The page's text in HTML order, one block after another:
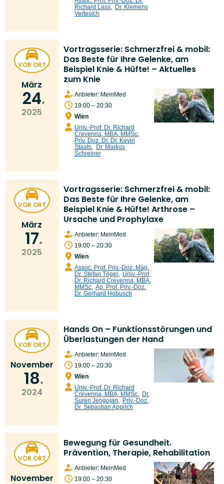
Richard Lass, Dr. Klemens
Vertesich
VOR ORT
März
24
2025
Vortragsserie: Schmerzfrei & mobil:
Das Beste für Ihre Gelenke, am
Beispiel Knie & Hüfte! – Aktuelles
zum Knie
Anbieter: MeinMed
19:00 – 20:30
Wien
Univ.-Prof. Dr. Richard
Crevenna, MBA, MMSc,
Priv. Doz. Dr. Dr. Kevin
Staats, Dr. Markus
Schreiner
VOR ORT
März
17
2025
Vortragsserie: Schmerzfrei & mobil:
Das Beste für Ihre Gelenke, am
Beispiel Knie & Hüfte! Arthrose –
Ursache und Prophylaxe
Anbieter: MeinMed
19:00 – 20:30
Wien
Assoc. Prof. Priv.-Doz. Mag.
Dr. Stefan Tögel , Univ.-Prof.
Dr. Richard Crevenna, MBA,
MMSc, Ap. Prof. Priv.-Doz.
Dr. Gerhard Hobusch
VOR ORT
November
18
2024
Hands On – Funktionsstörungen und
Überlastungen der Hand
Anbieter: MeinMed
19:00 – 20:30
Wien
Univ.-Prof. Dr. Richard
Crevenna, MBA, MMSc, Dr.
Suren Jengojan, Priv.-Doz.
Dr. Sebastian Apprich
VOR ORT
November
Bewegung für Gesundheit.
Prävention, Therapie, Rehabilitation
Anbieter: MeinMed
19:00 – 20:30